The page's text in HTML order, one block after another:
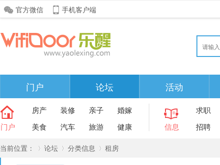
官方微信 手机客户端
门户 论坛 活动
门户
房产 装修 亲子
婚嫁
美食
汽车 旅游 健康 信息
求职
招聘
当前位置： 论坛 分类信息 租房